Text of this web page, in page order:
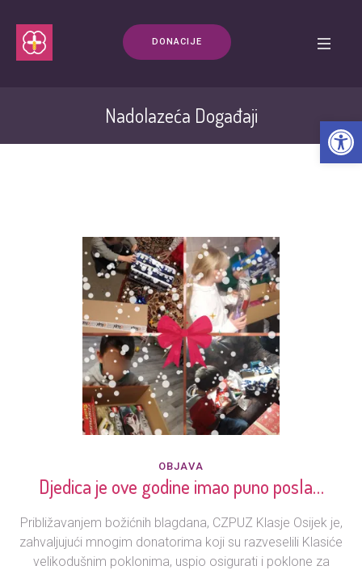
DONACIJE
Nadolazeća Događaji
OBJAVA
Djedica je ove godine imao puno posla…
Približavanjem božićnih blagdana, CZPUZ Klasje Osijek je,
zahvaljujući mnogim donatorima koji su razveselili Klasiće
velikodušnim poklonima, uspio osigurati i poklone za